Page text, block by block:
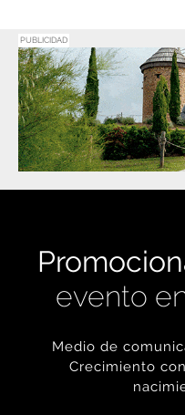
PUBLICIDAD
evento
Medio de
Crecimiento